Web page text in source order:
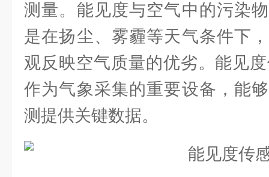
测量。能见度与空气中的污染
是在扬尘、雾霾等天气条件下
观反映空气质量的优劣。能见
作为气象采集的重要设备，能
测提供关键数据。